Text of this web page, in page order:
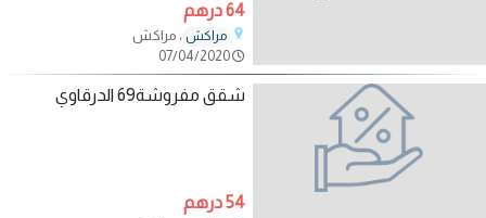
64 درهم
مراكش ، مراكش
07/04/2020
شقق مفروشة69 الدرقاوي
54 درهم